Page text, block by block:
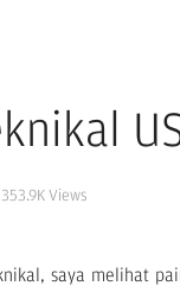
353.9K Views
saya melihat